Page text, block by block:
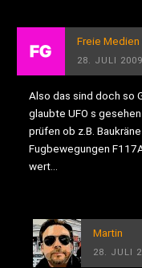
Freie Medien
28. JULI
Also das sind doch so
glaubte UFO s
prüfen ob z.B.
Fugbewegungen
wert…
Martin
28. JULI